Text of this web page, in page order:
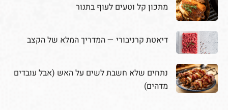
מתכון קל וטעים לעוף בתנור
דיאטת קרניבורי — המדריך המלא של הקצב
נתחים שלא חשבת לשים על האש (אבל עובדים
מדהים)